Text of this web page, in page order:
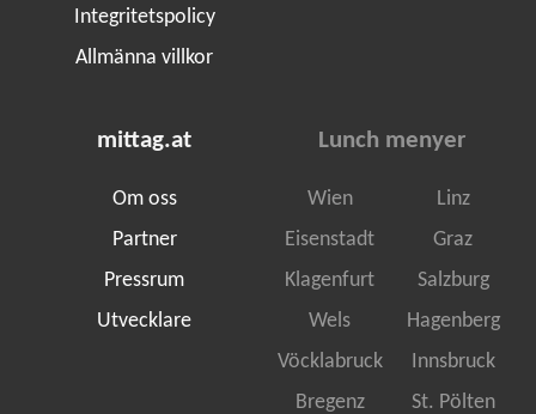
Integritetspolicy
Allmänna villkor
mittag.at
Om oss
Partner
Pressrum
Utvecklare
Lunch menyer
Wien
Linz
Eisenstadt
Graz
Klagenfurt
Salzburg
Wels
Hagenberg
Vöcklabruck
Innsbruck
Bregenz
St. Pölten